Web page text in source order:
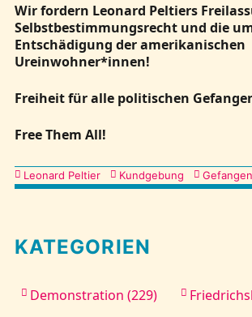
Wir fordern Leonard Peltiers
Selbstbestimmungsrecht und die
Entschädigung der amerikanischen
Ureinwohner*innen!
Freiheit für alle politischen
Free Them All!
Kategorien
Leonard Peltier Kundgebung
KATEGORIEN
Demonstration (229)